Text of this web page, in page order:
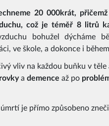
20 000krát,
což je téměř 8 litrů
bohužel dýcháme
ve škole, a dokonce i
vliv na každou buňku v těle
a demence až po
je přímo způsobeno